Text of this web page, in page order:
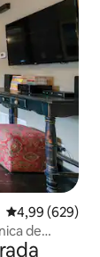
4,99 de uma
4,99 (629)
de